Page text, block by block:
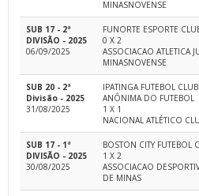
MINASNOVENSE
SUB 17 - 2ª
DIVISÃO - 2025
06/09/2025
FUNORTE ESPORTE
0 X 2
ASSOCIACAO ATLETICA
MINASNOVENSE
SUB 20 - 2ª
Divisão - 2025
31/08/2025
IPATINGA FUTEBOL
ANÔNIMA DO FUTEBOL
1 X 1
NACIONAL ATLÉTICO
SUB 17 - 1ª
DIVISÃO - 2025
30/08/2025
BOSTON CITY FUTEBOL
1 X 2
ASSOCIACAO
DE MINAS